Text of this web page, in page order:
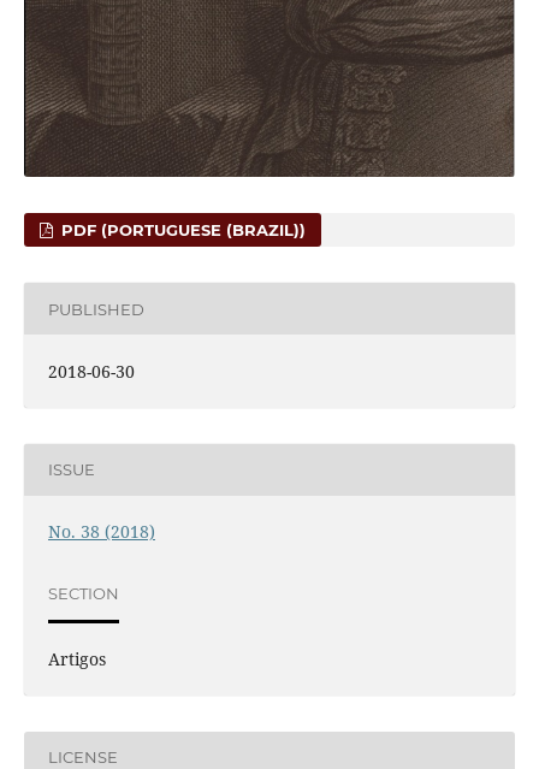
PDF (PORTUGUESE (BRAZIL))
PUBLISHED
2018-06-30
ISSUE
No. 38 (2018)
SECTION
Artigos
LICENSE